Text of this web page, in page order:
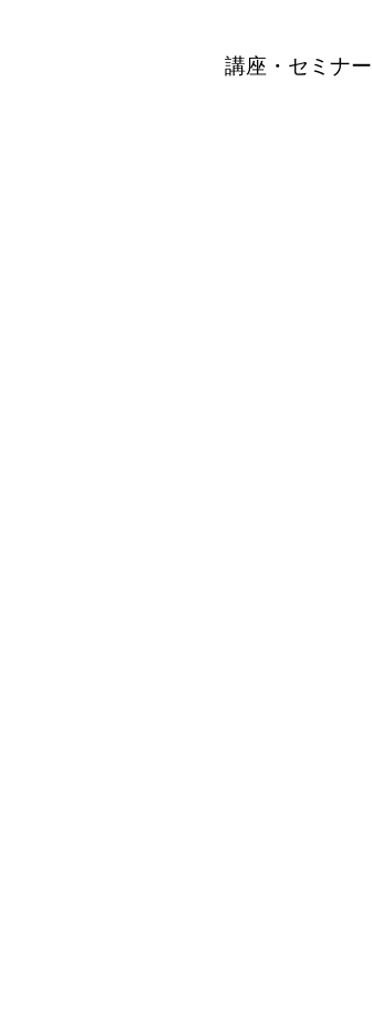
講座・セミナー